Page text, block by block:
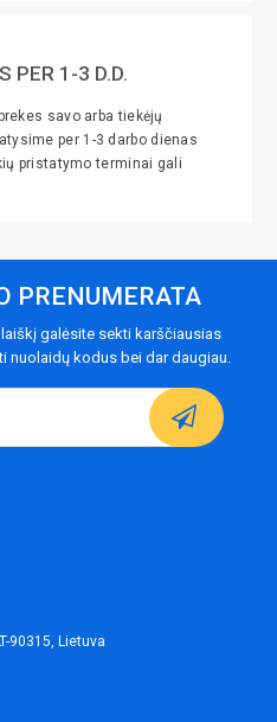
PER 1-3 D.D.
savo arba tiekėjų
per 1-3 darbo dienas
pristatymo terminai gali
PRENUMERATA
galėsite sekti karščiausias
nuolaidų kodus bei dar daugiau.
90315, Lietuva